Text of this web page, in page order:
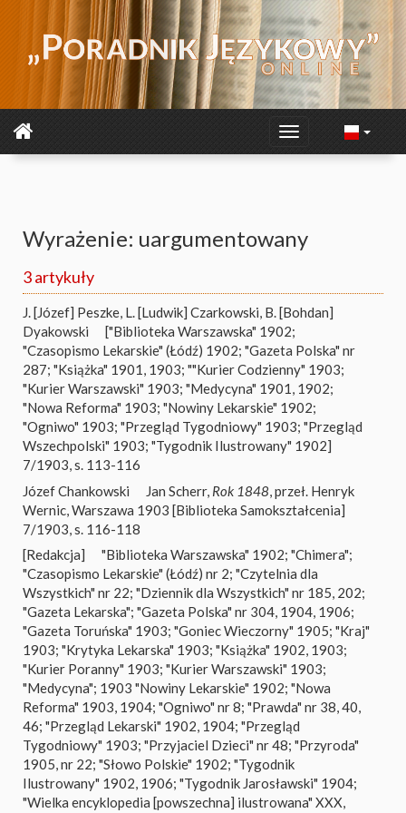
Wyrażenie: uargumentowany
3 artykuły
J. [Józef] Peszke, L. [Ludwik] Czarkowski, B. [Bohdan]
Dyakowski
["Biblioteka Warszawska" 1902;
"Czasopismo Lekarskie" (Łódź) 1902; "Gazeta Polska" nr
287; "Książka" 1901, 1903; ""Kurier Codzienny" 1903;
"Kurier Warszawski" 1903; "Medycyna" 1901, 1902;
"Nowa Reforma" 1903; "Nowiny Lekarskie" 1902;
"Ogniwo" 1903; "Przegląd Tygodniowy" 1903; "Przegląd
Wszechpolski" 1903; "Tygodnik Ilustrowany" 1902]
7/1903, s. 113-116
Józef Chankowski
Jan Scherr, Rok 1848 , przeł. Henryk
Wernic, Warszawa 1903 [Biblioteka Samokształcenia]
7/1903, s. 116-118
[Redakcja]
"Biblioteka Warszawska" 1902; "Chimera";
"Czasopismo Lekarskie" (Łódź) nr 2; "Czytelnia dla
Wszystkich" nr 22; "Dziennik dla Wszystkich" nr 185, 202;
"Gazeta Lekarska"; "Gazeta Polska" nr 304, 1904, 1906;
"Gazeta Toruńska" 1903; "Goniec Wieczorny" 1905; "Kraj"
1903; "Krytyka Lekarska" 1903; "Książka" 1902, 1903;
"Kurier Poranny" 1903; "Kurier Warszawski" 1903;
"Medycyna"; 1903 "Nowiny Lekarskie" 1902; "Nowa
Reforma" 1903, 1904; "Ogniwo" nr 8; "Prawda" nr 38, 40,
46; "Przegląd Lekarski" 1902, 1904; "Przegląd
Tygodniowy" 1903; "Przyjaciel Dzieci" nr 48; "Przyroda"
1905, nr 22; "Słowo Polskie" 1902; "Tygodnik
Ilustrowany" 1902, 1906; "Tygodnik Jarosławski" 1904;
"Wielka encyklopedia [powszechna] ilustrowana" XXX,